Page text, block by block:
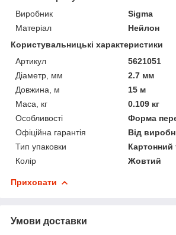
Виробник
Sigma
Матеріал
Нейлон
Користувальницькі характеристики
Артикул
5621051
Діаметр, мм
2.7 мм
Довжина, м
15 м
Маса, кг
0.109 кг
Особливості
Форма
Офіційна гарантія
Від
Тип упаковки
Картонний
Колір
Жовтий
Приховати
Умови доставки